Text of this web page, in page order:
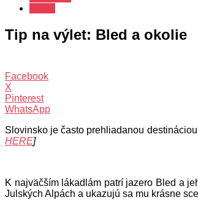
Tip na výlet: Bled a okolie
Facebook
X
Pinterest
WhatsApp
Slovinsko je často prehliadanou
HERE]
K najväčším lákadlám patrí jazero Bled a
Julských Alpách a ukazujú sa mu krásne